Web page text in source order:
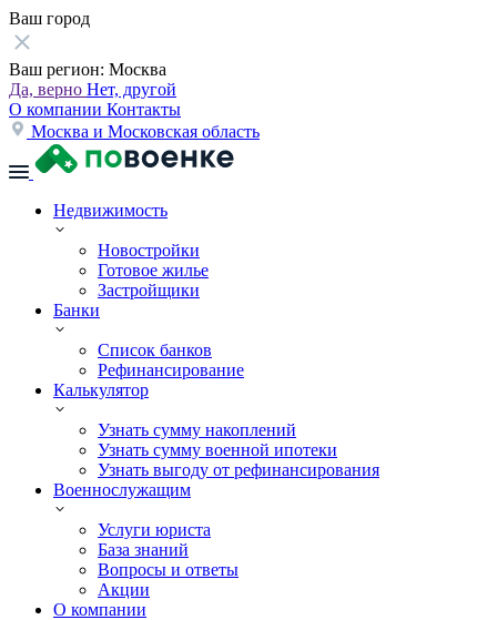
Ваш город
Ваш регион: Москва
Да, верно Нет, другой
О компании Контакты
Москва и Московская область
Недвижимость
Новостройки
Готовое жилье
Застройщики
Банки
Список банков
Рефинансирование
Калькулятор
Узнать сумму накоплений
Узнать сумму военной ипотеки
Узнать выгоду от рефинансирования
Военнослужащим
Услуги юриста
База знаний
Вопросы и ответы
Акции
О компании